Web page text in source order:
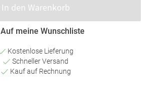
In den Warenkorb
Auf meine Wunschliste
Kostenlose Lieferung
Schneller Versand
Kauf auf Rechnung